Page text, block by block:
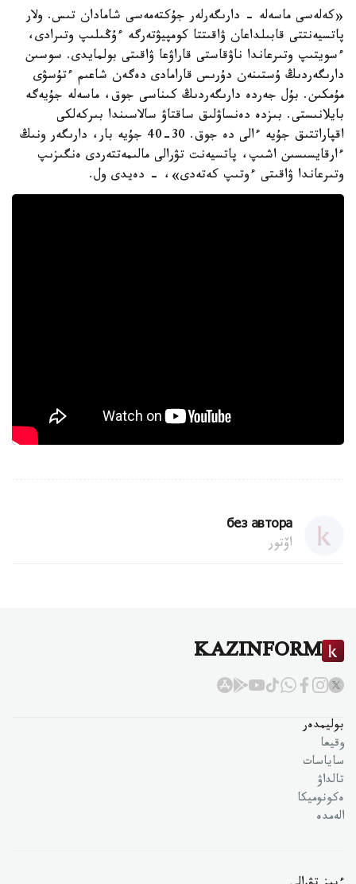
«كەلەسى ماسەلە - دارىگەرلەر جۇكتەمەسى شامادان تىس. ولار
پاتسيەنتتى قابىلداعان ۋاقىتتا كومپيۋتەرگە ءۇڭىلىپ وتىرادى،
ءسويتىپ وتىرعاندا ناۋقاستى قاراۋعا ۋاقىتى بولمايدى. سوسىن
دارىگەردىڭ ۇستىنەن دۇرىس قارامادى دەگەن شاعىم ءتۇسۋى
مۇمكىن. بۇل جەردە دارىگەردىڭ كىناسى جوق، ماسەلە جۇيەگە
بايلانىستى. بىزدە دەنساۋلىق ساقتاۋ سالاسىندا بىركەلكى
اقپاراتتىق جۇيە ءالى دە جوق. 30-40 جۇيە بار، دارىگەر ونىڭ
ءارقايسىسىن اشىپ، پاتسيەنت تۋرالى مالىمەتتەردى ەنگىزىپ
وتىرعاندا ۋاقىتى ءوتىپ كەتەدى»، - دەيدى ول.
без автора
اۆتور
KAZINFORM
بوليمدەر
وقيعا
ساياسات
تالداۋ
ەكونوميكا
الەمدە